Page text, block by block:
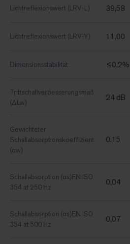
Lichtreflexionswert (LRV-L) 39,58
Lichtreflexionswert (LRV-Y) 11,00
Dimensionsstabilität
Trittschallverbesserungsmaß
(ΔLw)
24 dB
Gewichteter
Schallabsorptionskoeffizient
(αw)
0.15
Schallabsorption (αs)EN ISO
354 at 250 Hz
0,04
Schallabsorption (αs)EN ISO
354 at 500 Hz
0,07